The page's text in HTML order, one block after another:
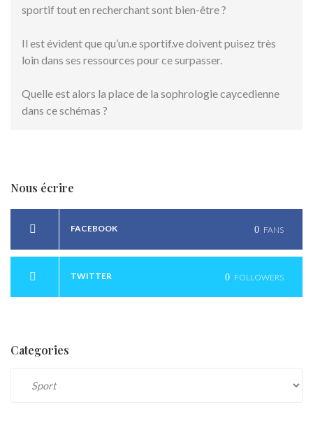
sportif tout en recherchant sont bien-être ?
Il est évident que qu’un.e sportif.ve doivent puisez très
loin dans ses ressources pour ce surpasser.
Quelle est alors la place de la sophrologie caycedienne
dans ce schémas ?
Nous écrire
FACEBOOK 0 FANS
TWITTER 0 FOLLOWERS
Categories